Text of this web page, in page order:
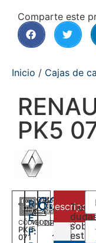
Comparte este
Inicio / Cajas de
PK5
CÓDIGO
PK5
071
VELOCIDADES
5
DEL:
AL:
R
E
F:
sobre
este